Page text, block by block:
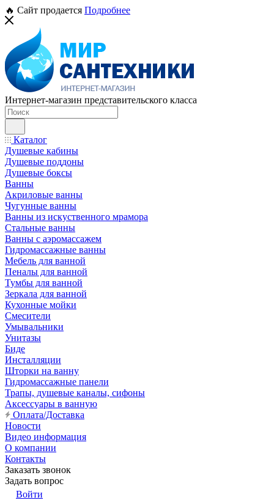
🔥 Сайт продается Подробнее
Интернет-магазин представительского класса
Каталог
Душевые кабины
Душевые поддоны
Душевые боксы
Ванны
Акриловые ванны
Чугунные ванны
Ванны из искуственного мрамора
Стальные ванны
Ванны с аэромассажем
Гидромассажные ванны
Мебель для ванной
Пеналы для ванной
Тумбы для ванной
Зеркала для ванной
Кухонные мойки
Смесители
Умывальники
Унитазы
Биде
Инсталляции
Шторки на ванну
Гидромассажные панели
Трапы, душевые каналы, сифоны
Аксессуары в ванную
Оплата/Доставка
Новости
Видео информация
О компании
Контакты
Заказать звонок
Задать вопрос
Войти